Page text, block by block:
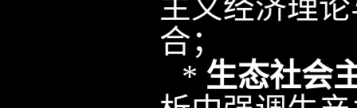
主义经济理
合；
* 生态社会